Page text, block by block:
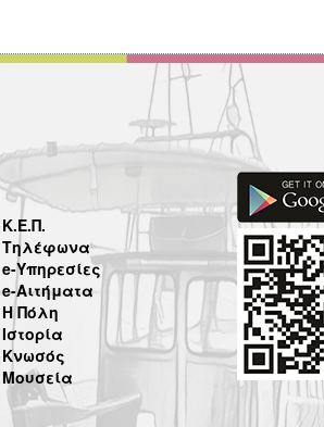
Κ.Ε.Π.
Τηλέφωνα
e-Υπηρεσίες
e-Αιτήματα
Η Πόλη
Ιστορία
Κνωσός
Μουσεία